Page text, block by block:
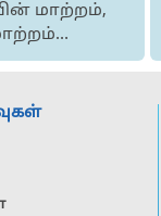
மாற்றம்,